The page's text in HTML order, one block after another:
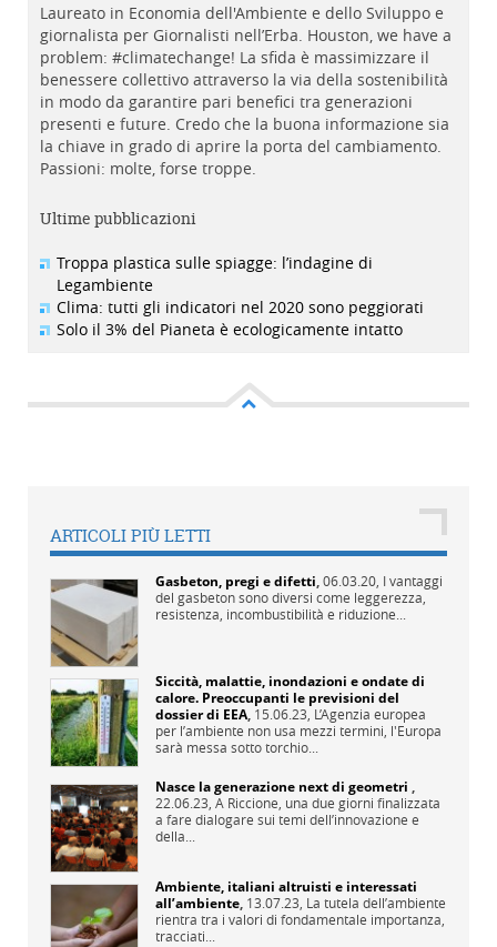
Laureato in Economia dell'Ambiente e dello Sviluppo e
giornalista per Giornalisti nell’Erba. Houston, we have a
problem: #climatechange! La sfida è massimizzare il
benessere collettivo attraverso la via della sostenibilità
in modo da garantire pari benefici tra generazioni
presenti e future. Credo che la buona informazione sia
la chiave in grado di aprire la porta del cambiamento.
Passioni: molte, forse troppe.
Ultime pubblicazioni
Troppa plastica sulle spiagge: l’indagine di
Legambiente
Clima: tutti gli indicatori nel 2020 sono peggiorati
Solo il 3% del Pianeta è ecologicamente intatto
ARTICOLI PIÙ LETTI
Gasbeton, pregi e difetti,06.03.20, I vantaggi
del gasbeton sono diversi come leggerezza,
resistenza, incombustibilità e riduzione...
Siccità, malattie, inondazioni e ondate di
calore. Preoccupanti le previsioni del
dossier di EEA, 15.06.23, L’Agenzia europea
per l’ambiente non usa mezzi termini, l'Europa
sarà messa sotto torchio...
Nasce la generazione next di geometri ,
22.06.23, A Riccione, una due giorni finalizzata
a fare dialogare sui temi dell’innovazione e
della...
Ambiente, italiani altruisti e interessati
all’ambiente, 13.07.23, La tutela dell’ambiente
rientra tra i valori di fondamentale importanza,
tracciati...